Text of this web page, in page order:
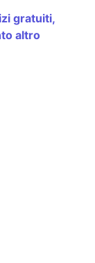
gratuiti,
altro